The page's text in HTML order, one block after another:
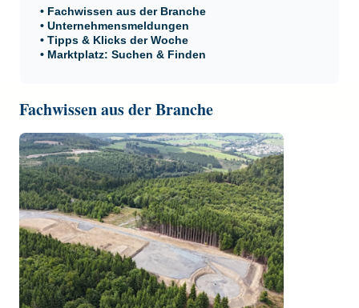
• Fachwissen aus der Branche
• Unternehmensmeldungen
• Tipps & Klicks der Woche
• Marktplatz: Suchen & Finden
Fachwissen aus der Branche